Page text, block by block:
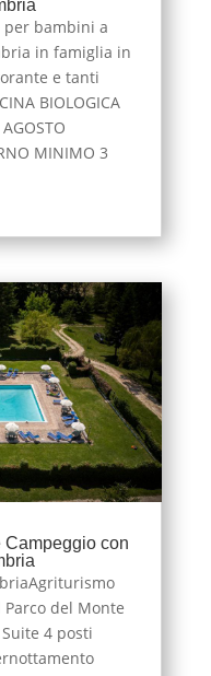
per bambini a
in famiglia in
e tanti
BIOLOGICA
MINIMO 3
Campeggio con
del Monte
4 posti